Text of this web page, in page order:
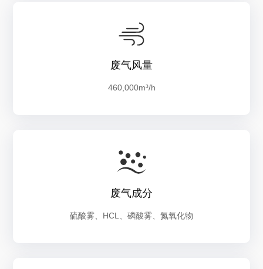
废气风量
460,000m³/h
废气成分
硫酸雾、HCL、磷酸雾、氮氧化物